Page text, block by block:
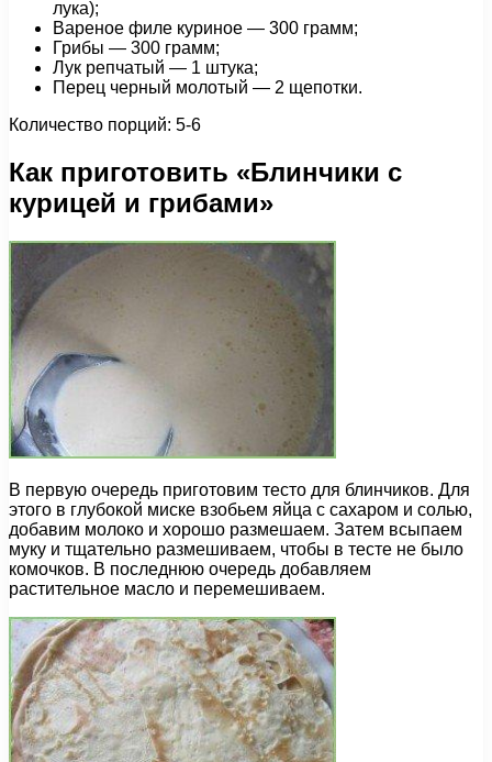
лука);
Вареное филе куриное — 300 грамм;
Грибы — 300 грамм;
Лук репчатый — 1 штука;
Перец черный молотый — 2 щепотки.
Количество порций: 5-6
Как приготовить «Блинчики с
курицей и грибами»
В первую очередь приготовим тесто для блинчиков. Для
этого в глубокой миске взобьем яйца с сахаром и солью,
добавим молоко и хорошо размешаем. Затем всыпаем
муку и тщательно размешиваем, чтобы в тесте не было
комочков. В последнюю очередь добавляем
растительное масло и перемешиваем.